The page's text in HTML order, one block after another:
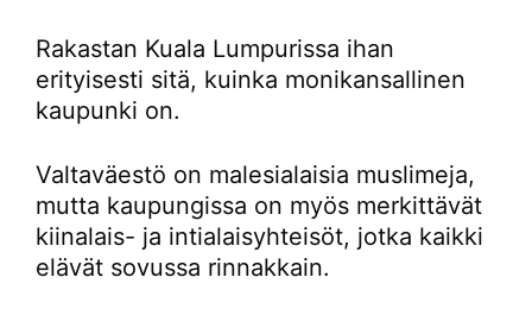
Rakastan Kuala Lumpurissa ihan
erityisesti sitä, kuinka monikansallinen
kaupunki on.
Valtaväestö on malesialaisia muslimeja,
mutta kaupungissa on myös merkittävät
kiinalais- ja intialaisyhteisöt, jotka kaikki
elävät sovussa rinnakkain.